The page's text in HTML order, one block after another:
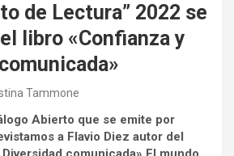
de Lectura” 2022 se
libro «Confianza y
Tammone
Abierto que se emite por
a Flavio Diez autor del